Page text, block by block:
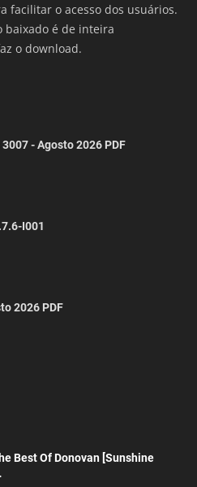
facilitar o acesso dos usuários.
baixado é de inteira
o download.
- Agosto 2026 PDF
I001
2026 PDF
Best Of Donovan [Sunshine